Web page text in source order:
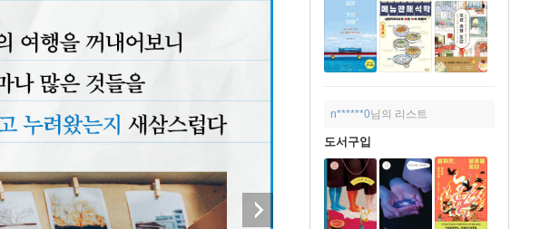
n******0님의 리스트
도서구입